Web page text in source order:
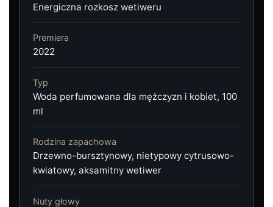
Energiczna rozkosz wetiweru
Premiera
2022
Typ
Woda perfumowana dla mężczyzn i kobiet, 100
ml
Rodzina zapachowa
Drzewno-bursztynowy, nietypowy cytrusowo-
kwiatowy, aksamitny wetiwer
Nuty głowy